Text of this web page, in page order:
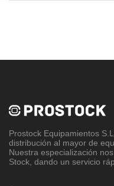
Prostock Equipamientos S.L
distribución al mayor de
Nuestra especialización
Stock, dando un servicio